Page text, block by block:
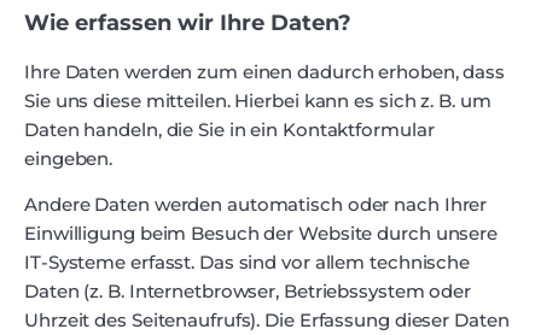
Wie erfassen wir Ihre Daten?
Ihre Daten werden zum einen dadurch erhoben, dass
Sie uns diese mitteilen. Hierbei kann es sich z. B. um
Daten handeln, die Sie in ein Kontaktformular
eingeben.
Andere Daten werden automatisch oder nach Ihrer
Einwilligung beim Besuch der Website durch unsere
IT-Systeme erfasst. Das sind vor allem technische
Daten (z. B. Internetbrowser, Betriebssystem oder
Uhrzeit des Seitenaufrufs). Die Erfassung dieser Daten